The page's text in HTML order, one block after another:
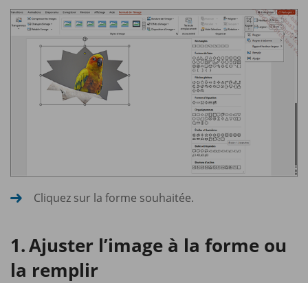
Cliquez sur la forme souhaitée.
Ajuster l’image à la forme ou
la remplir